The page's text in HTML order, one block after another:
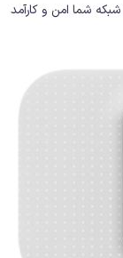
شبکه شما امن و کارآمد